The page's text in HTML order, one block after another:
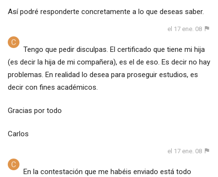
Así podré responderte concretamente a lo que deseas saber.
el 17 ene. 08
Tengo que pedir disculpas. El certificado que tiene mi hija
(es decir la hija de mi compañera), es el de eso. Es decir no hay
problemas. En realidad lo desea para proseguir estudios, es
decir con fines académicos.
Gracias por todo
Carlos
el 17 ene. 08
En la contestación que me habéis enviado está todo